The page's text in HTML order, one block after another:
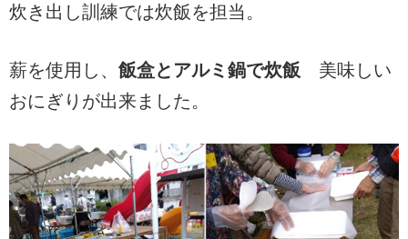
炊き出し訓練では炊飯を担当。
薪を使用し、 飯盒とアルミ鍋で炊飯 美味しい
おにぎりが出来ました。